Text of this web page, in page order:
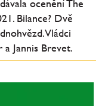
ocenění The
Bilance? Dvě
Vládci
Jannis Brevet.